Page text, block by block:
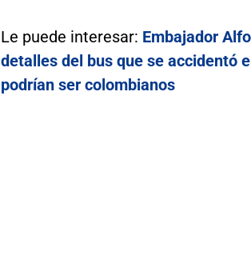
Le puede interesar: Embajador
detalles del bus que se accidentó
podrían ser colombianos